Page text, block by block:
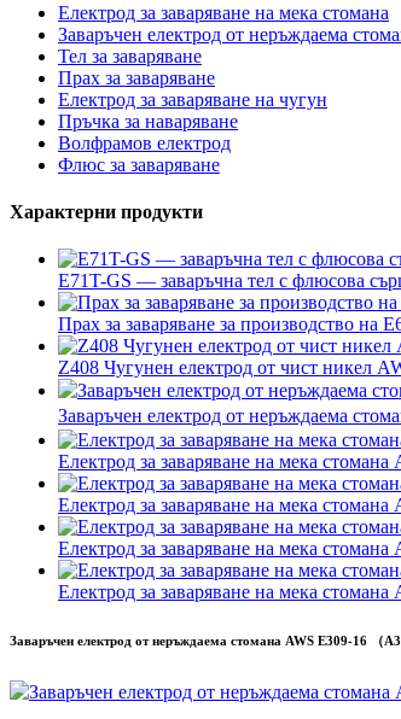
Електрод за заваряване на мека стомана
Заваръчен електрод от неръждаема
Тел за заваряване
Прах за заваряване
Електрод за заваряване на чугун
Пръчка за наваряване
Волфрамов електрод
Флюс за заваряване
Характерни продукти
E71T-GS — заваръчна тел с флюсова
Прах за заваряване за производство на
Z408 Чугунен електрод от чист никел
Заваръчен електрод от неръждаема
Електрод за заваряване на мека стомана
Електрод за заваряване на мека стомана
Електрод за заваряване на мека стомана
Електрод за заваряване на мека стомана
Заваръчен електрод от неръждаема стомана AWS E309-16 （